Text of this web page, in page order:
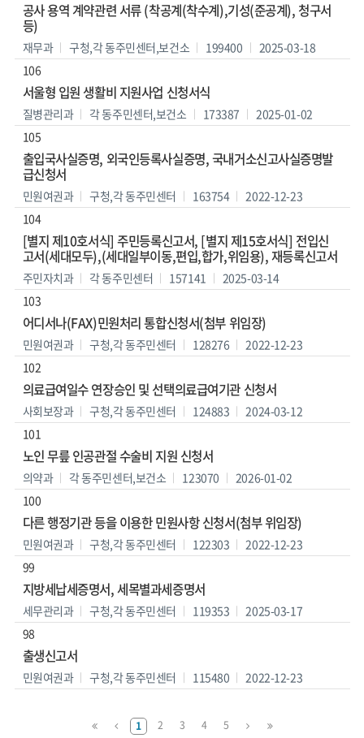
공사 용역 계약관련 서류 (착공계(착수계),기성(준공계), 청구서
등)
재무과 구청,각 동주민센터,보건소 199400
2025-03-18
106
서울형 입원 생활비 지원사업 신청서식
질병관리과 각 동주민센터,보건소 173387
2025-01-02
105
출입국사실증명, 외국인등록사실증명, 국내거소신고사실증명발
급신청서
민원여권과 구청,각 동주민센터 163754
2022-12-23
104
[별지 제10호서식] 주민등록신고서, [별지 제15호서식] 전입신
고서(세대모두),(세대일부이동,편입,합가,위임용), 재등록신고서
주민자치과 각 동주민센터 157141
2025-03-14
103
어디서나(FAX)민원처리 통합신청서(첨부 위임장)
민원여권과 구청,각 동주민센터 128276
2022-12-23
102
의료급여일수 연장승인 및 선택의료급여기관 신청서
사회보장과 구청,각 동주민센터 124883
2024-03-12
101
노인 무릎 인공관절 수술비 지원 신청서
의약과 각 동주민센터,보건소 123070
2026-01-02
100
다른 행정기관 등을 이용한 민원사항 신청서(첨부 위임장)
민원여권과 구청,각 동주민센터 122303
2022-12-23
99
지방세납세증명서, 세목별과세증명서
세무관리과 구청,각 동주민센터 119353
2025-03-17
98
출생신고서
민원여권과 구청,각 동주민센터 115480 2022-12-23
맨
이
1 2 3 4 5
다
맨